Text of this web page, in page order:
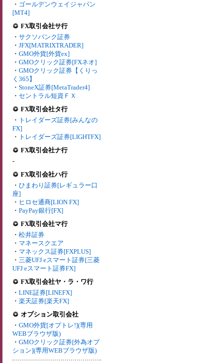
・ ゴールデンウェイジャパン
[MT4]
FX取引会社サ行
・ サクソバンク証券
・ JFX[MATRIXTRADER]
・ GMO外貨[外貨ex]
・ GMOクリック証券[FXネオ]
・ GMOクリック証券【くりっ
く365】
・ StoneX証券[MetaTrader4]
・ セントラル短資ＦＸ
FX取引会社タ行
・ トレイダーズ証券[みんなの
FX]
・ トレイダーズ証券[LIGHTFX]
FX取引会社ナ行
-
FX取引会社ハ行
・ ひまわり証券[レギュラー口
座]
・ ヒロセ通商[LION FX]
・ PayPay銀行[FX]
FX取引会社マ行
・ 松井証券
・ マネースクエア
・ マネックス証券[FXPLUS]
・ 三菱UFJ eスマート証券[三菱
UFJ eスマート証券FX]
FX取引会社ヤ・ラ・ワ行
・ LINE証券[LINEFX]
・ 楽天証券[楽天FX]
オプション取引会社
・ GMO外貨[オプトレ!](専用
WEBブラウザ版)
・ GMOクリック証券[外為オプ
ション](専用WEBブラウザ版)